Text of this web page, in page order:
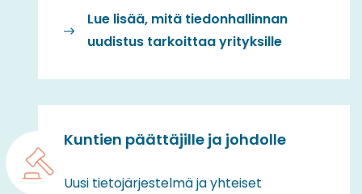
Lue lisää, mitä tiedonhallinnan
uudistus tarkoittaa yrityksille
Kuntien päättäjille ja johdolle
Uusi tietojärjestelmä ja yhteiset